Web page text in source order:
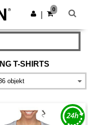
Hämta app
0
T-SHIRTS